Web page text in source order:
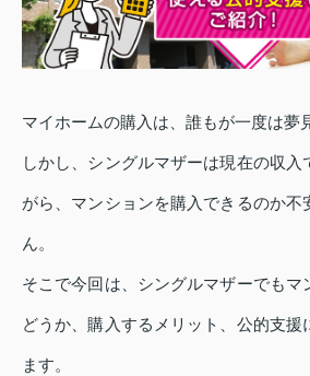
マイホームの購入は、誰もが一度は夢
しかし、シングルマザーは現在の収入
がら、マンションを購入できるのか不
ん。
そこで今回は、シングルマザーでもマ
どうか、購入するメリット、公的支援
ます。